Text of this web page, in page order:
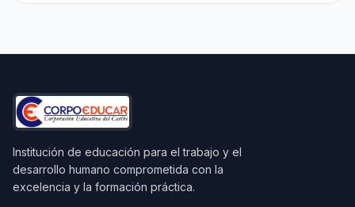
Institución de educación para el trabajo y el
desarrollo humano comprometida con la
excelencia y la formación práctica.